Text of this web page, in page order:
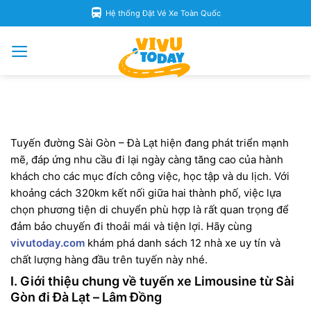
to
Hệ thống Đặt Vé Xe Toàn Quốc
Tuyến đường Sài Gòn – Đà Lạt hiện đang phát triển mạnh
mẽ, đáp ứng nhu cầu đi lại ngày càng tăng cao của hành
khách cho các mục đích công việc, học tập và du lịch. Với
khoảng cách 320km kết nối giữa hai thành phố, việc lựa
chọn phương tiện di chuyển phù hợp là rất quan trọng để
đảm bảo chuyến đi thoải mái và tiện lợi. Hãy cùng
vivutoday.com khám phá danh sách 12 nhà xe uy tín và
chất lượng hàng đầu trên tuyến này nhé.
I. Giới thiệu chung về tuyến xe Limousine từ Sài
Gòn đi Đà Lạt – Lâm Đồng